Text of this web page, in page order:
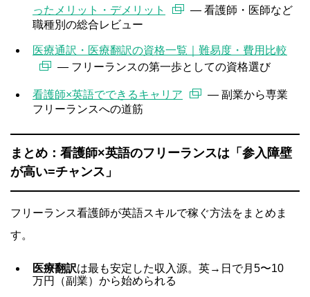
ったメリット・デメリット
— 看護師・医師など
職種別の総合レビュー
医療通訳・医療翻訳の資格一覧｜難易度・費用比較
— フリーランスの第一歩としての資格選び
看護師×英語でできるキャリア
— 副業から専業
フリーランスへの道筋
まとめ：看護師×英語のフリーランスは「参入障壁
が高い=チャンス」
フリーランス看護師が英語スキルで稼ぐ方法をまとめま
す。
医療翻訳は最も安定した収入源。英→日で月5〜10
万円（副業）から始められる